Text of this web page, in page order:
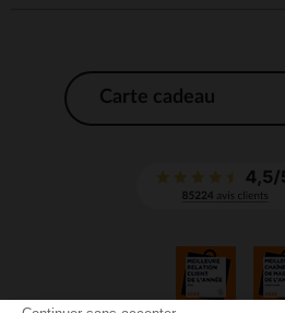
Carte cadeau